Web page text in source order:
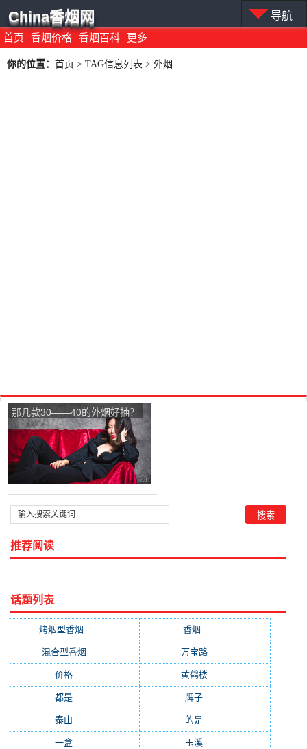
首页 香烟价格 香烟百科 更多
China香烟网 导航
你的位置： 首页 > TAG信息列表 > 外烟
那几款30——40的外烟好抽？
推荐阅读
话题列表
烤烟型香烟 香烟
混合型香烟 万宝路(331)
价格 黄鹤楼(315)
都是 牌子
泰山 的是
一盒 玉溪